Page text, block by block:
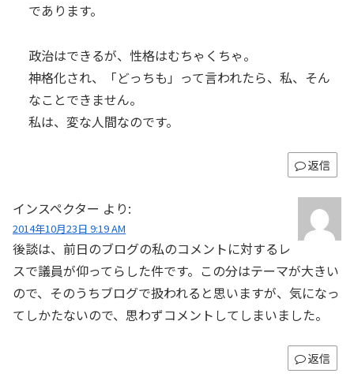
であります。
政治はできるが、性格はむちゃくちゃ。
神格化され、「どっちも」って言われたら、私、そん
なことできません。
私は、変な人間なのです。
返信
インスペクター より:
2014年10月23日 9:19 AM
後談は、前日のブログの私のコメントに対するレ
スで議員が仰ってらした件です。この分はテーマが大きい
ので、そのうちブログで扱われると思いますが、気になっ
てしかたないので、思わずコメントしてしまいました。
返信